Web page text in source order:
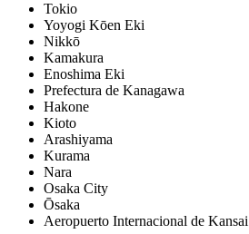
Tokio
Yoyogi Kōen Eki
Nikkō
Kamakura
Enoshima Eki
Prefectura de Kanagawa
Hakone
Kioto
Arashiyama
Kurama
Nara
Osaka City
Ōsaka
Aeropuerto Internacional de Kansai